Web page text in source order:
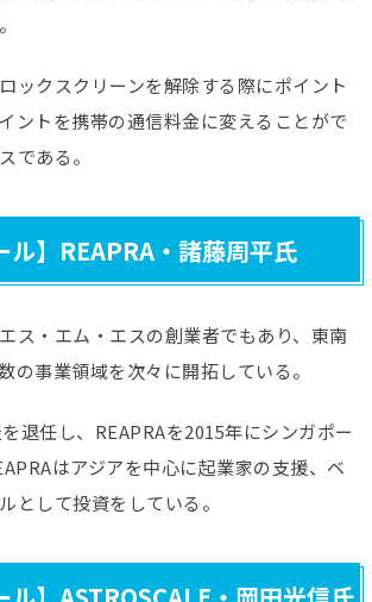
ックスクリーンを解除する際にポイント
ントを携帯の通信料金に変えることがで
である。
ル】REAPRA・諸藤周平氏
ス・エム・エスの創業者でもあり、東南
の事業領域を次々に開拓している。
退任し、REAPRAを2015年にシンガポー
はアジアを中心に起業家の支援、ベ
として投資をしている。